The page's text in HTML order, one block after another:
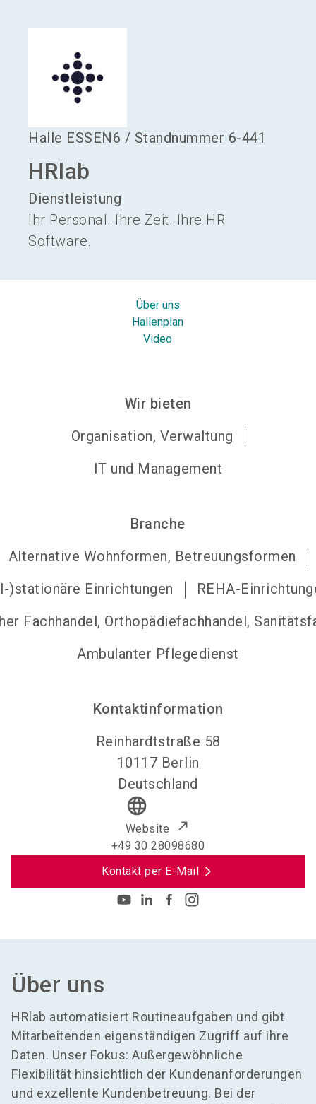
Halle ESSEN6 / Standnummer 6-441
HRlab
Dienstleistung
Ihr Personal. Ihre Zeit. Ihre HR
Software.
Über uns
Hallenplan
Video
Wir bieten
Organisation, Verwaltung
IT und Management
Branche
Alternative Wohnformen, Betreuungsformen
)stationäre Einrichtungen
REHA-
Fachhandel, Orthopädiefachhandel,
Ambulanter Pflegedienst
Kontaktinformation
Reinhardtstraße 58
10117 Berlin
Deutschland
language
Website
+49 30 28098680
Kontakt per E-Mail
Über uns
HRlab automatisiert Routineaufgaben und gibt
Mitarbeitenden eigenständigen Zugriff auf ihre
Daten. Unser Fokus: Außergewöhnliche
Flexibilität hinsichtlich der Kundenanforderungen
und exzellente Kundenbetreuung. Bei der